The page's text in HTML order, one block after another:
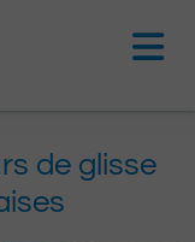
de glisse